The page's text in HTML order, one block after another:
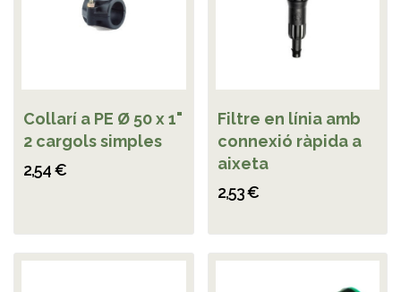
Collarí a PE Ø 50 x 1"
2 cargols simples
2,54 €
Filtre en línia amb
connexió ràpida a
aixeta
2,53 €